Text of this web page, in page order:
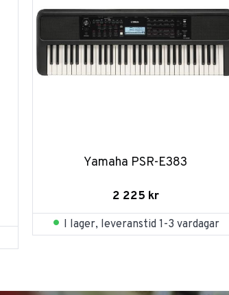
Yamaha PSR-E383
2 225 kr
I lager, leveranstid 1-3 vardagar